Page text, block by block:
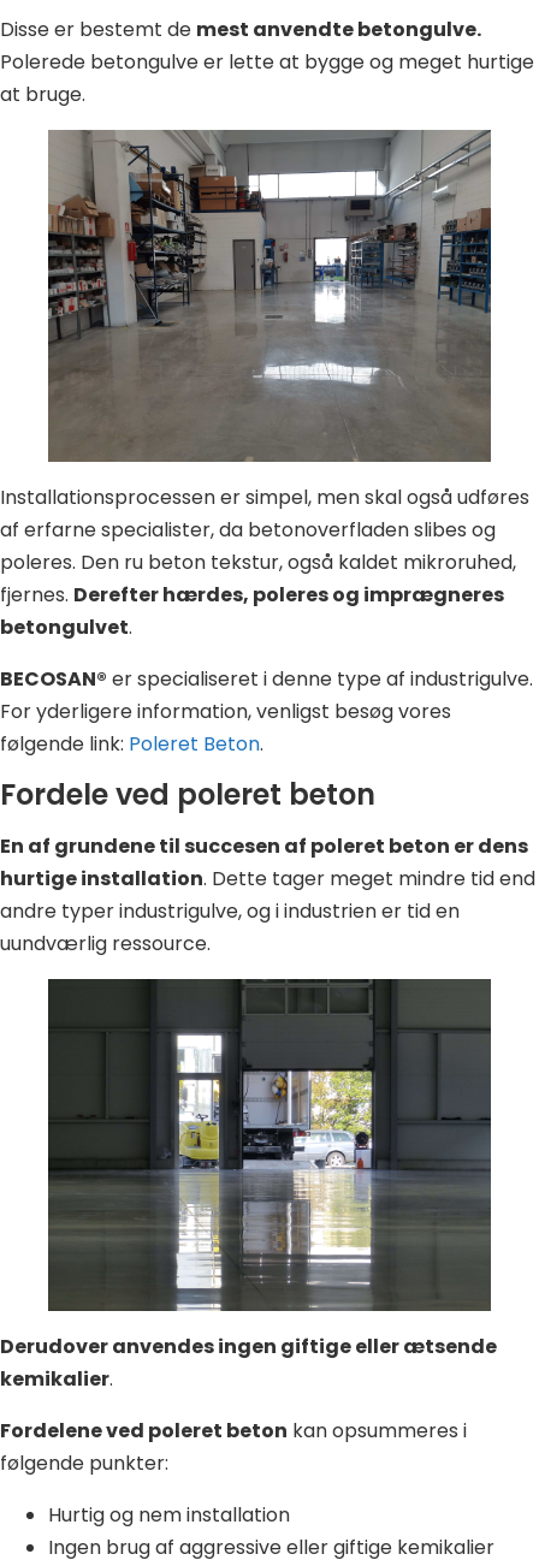
Disse er bestemt de mest anvendte betongulve.
Polerede betongulve er lette at bygge og meget hurtige
at bruge.
Installationsprocessen er simpel, men skal også udføres
af erfarne specialister, da betonoverfladen slibes og
poleres. Den ru beton tekstur, også kaldet mikroruhed,
fjernes. Derefter hærdes, poleres og imprægneres
betongulvet.
BECOSAN® er specialiseret i denne type af industrigulve.
For yderligere information, venligst besøg vores
følgende link: Poleret Beton.
Fordele ved poleret beton
En af grundene til succesen af poleret beton er dens
hurtige installation. Dette tager meget mindre tid end
andre typer industrigulve, og i industrien er tid en
uundværlig ressource.
Derudover anvendes ingen giftige eller ætsende
kemikalier.
Fordelene ved poleret beton kan opsummeres i
følgende punkter:
Hurtig og nem installation
Ingen brug af aggressive eller giftige kemikalier